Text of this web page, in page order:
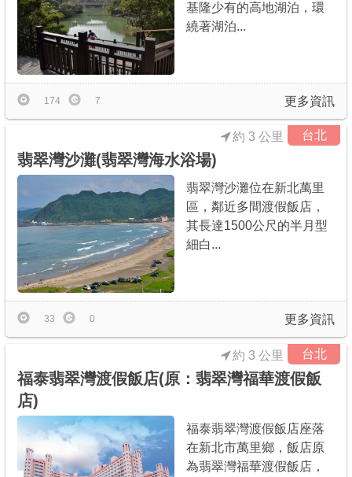
基隆少有的高地湖泊，環
繞著湖泊...
更多資訊
174 7
台北
約 3 公里
翡翠灣沙灘(翡翠灣海水浴場)
翡翠灣沙灘位在新北萬里
區，鄰近多間渡假飯店，
其長達1500公尺的半月型
細白...
更多資訊
33 0
台北
約 3 公里
福泰翡翠灣渡假飯店(原：翡翠灣福華渡假飯
店)
福泰翡翠灣渡假飯店座落
在新北市萬里鄉，飯店原
為翡翠灣福華渡假飯店，